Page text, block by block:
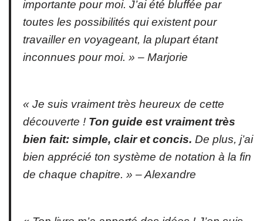
importante pour moi. J’ai été bluffée par
toutes les possibilités qui existent pour
travailler en voyageant, la plupart étant
inconnues pour moi. » – Marjorie
« Je suis vraiment très heureux de cette
découverte ! Ton guide est vraiment très
bien fait: simple, clair et concis. De plus, j’ai
bien apprécié ton système de notation à la fin
de chaque chapitre. » –Alexandre